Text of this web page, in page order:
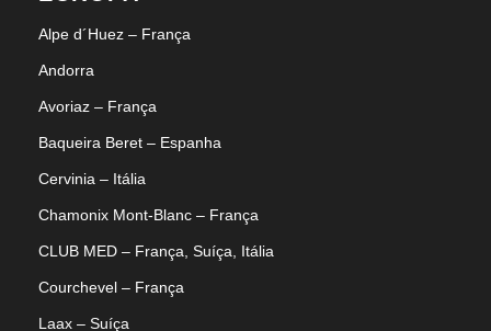
Alpe d´Huez – França
Andorra
Avoriaz – França
Baqueira Beret – Espanha
Cervinia – Itália
Chamonix Mont-Blanc – França
CLUB MED – França, Suíça, Itália
Courchevel – França
Laax – Suíça